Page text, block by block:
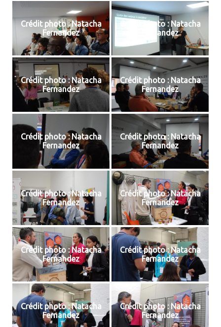
Crédit photo : Natacha
Fernandez
Crédit photo : Natacha
Fernandez
Crédit photo : Natacha
Fernandez
Crédit photo : Natacha
Fernandez
Crédit photo : Natacha
Fernandez
Crédit photo : Natacha
Fernandez
Crédit photo : Natacha
Fernandez
Crédit photo : Natacha
Fernandez
Crédit photo : Natacha
Fernandez
Crédit photo : Natacha
Fernandez
Crédit photo : Natacha
Fernandez
Crédit photo : Natacha
Fernandez